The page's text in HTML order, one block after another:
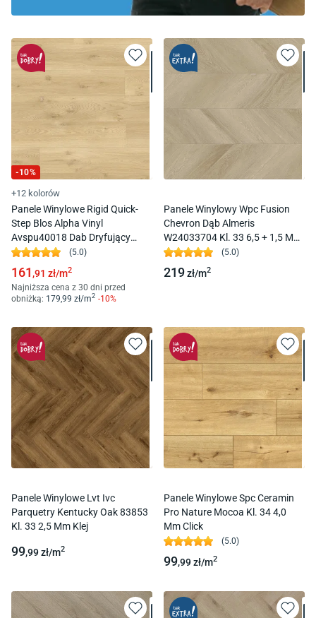
-10%
+12 kolorów
Panele Winylowe Rigid Quick-
Step Blos Alpha Vinyl
Avspu40018 Dab Dryfujący
Beżowy Kl. 33 4,0 + 1 Mm Click
Z Podkładem
(5.0)
161 ,91 zł/m2
Najniższa cena z 30 dni przed
obniżką: 179 ,99 zł/m2 -10%
Panele Winylowy Wpc Fusion
Chevron Dąb Almeris
W24033704 Kl. 33 6,5 + 1,5 Mm
Click Z Podkładem Korkowym
Multipanele
(5.0)
219zł/m2
Panele Winylowe Lvt Ivc
Parquetry Kentucky Oak 83853
Kl. 33 2,5 Mm Klej
99,99zł/m2
Panele Winylowe Spc Ceramin
Pro Nature Mocoa Kl. 34 4,0
Mm Click
(5.0)
99,99zł/m2